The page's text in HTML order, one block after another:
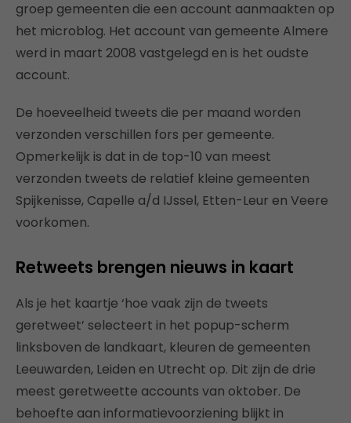
groep gemeenten die een account aanmaakten op
het microblog. Het account van gemeente Almere
werd in maart 2008 vastgelegd en is het oudste
account.
De hoeveelheid tweets die per maand worden
verzonden verschillen fors per gemeente.
Opmerkelijk is dat in de top-10 van meest
verzonden tweets de relatief kleine gemeenten
Spijkenisse, Capelle a/d IJssel, Etten-Leur en Veere
voorkomen.
Retweets brengen nieuws in kaart
Als je het kaartje ‘hoe vaak zijn de tweets
geretweet’ selecteert in het popup-scherm
linksboven de landkaart, kleuren de gemeenten
Leeuwarden, Leiden en Utrecht op. Dit zijn de drie
meest geretweette accounts van oktober. De
behoefte aan informatievoorziening blijkt in